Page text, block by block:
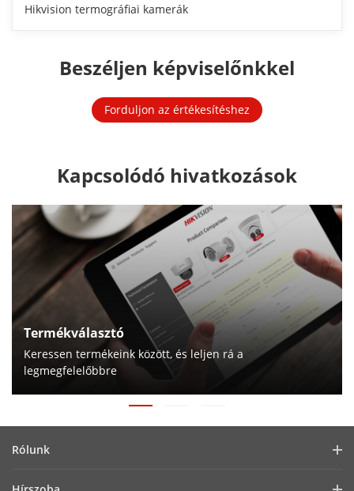
Hikvision termográfiai kamerák
Beszéljen képviselőnkkel
Forduljon az értékesítéshez
Kapcsolódó hivatkozások
Termékválasztó
Keressen termékeink között, és leljen rá a
legmegfelelőbbre
Rólunk